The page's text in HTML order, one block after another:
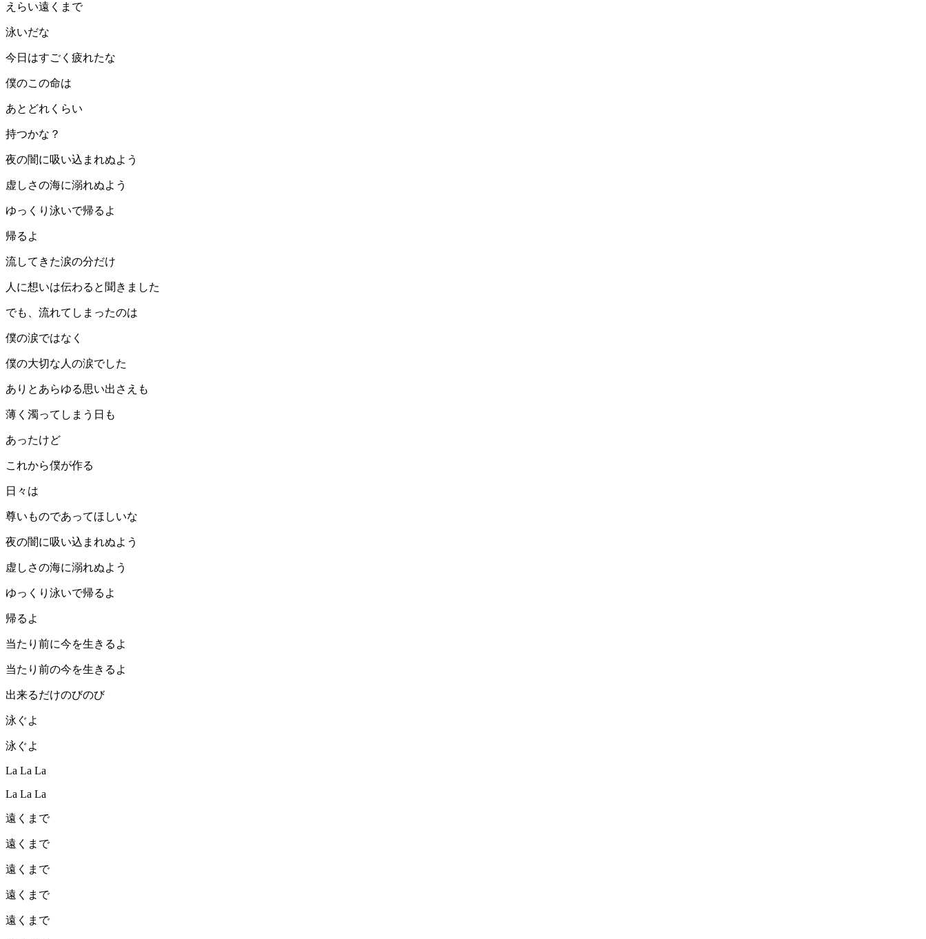
えらい遠くまで
泳いだな
今日はすごく疲れたな
僕のこの命は
あとどれくらい
持つかな？
夜の闇に吸い込まれぬよう
虚しさの海に溺れぬよう
ゆっくり泳いで帰るよ
帰るよ
流してきた涙の分だけ
人に想いは伝わると聞きました
でも、流れてしまったのは
僕の涙ではなく
僕の大切な人の涙でした
ありとあらゆる思い出さえも
薄く濁ってしまう日も
あったけど
これから僕が作る
日々は
尊いものであってほしいな
夜の闇に吸い込まれぬよう
虚しさの海に溺れぬよう
ゆっくり泳いで帰るよ
帰るよ
当たり前に今を生きるよ
当たり前の今を生きるよ
出来るだけのびのび
泳ぐよ
泳ぐよ
La La La
La La La
遠くまで
遠くまで
遠くまで
遠くまで
遠くまで